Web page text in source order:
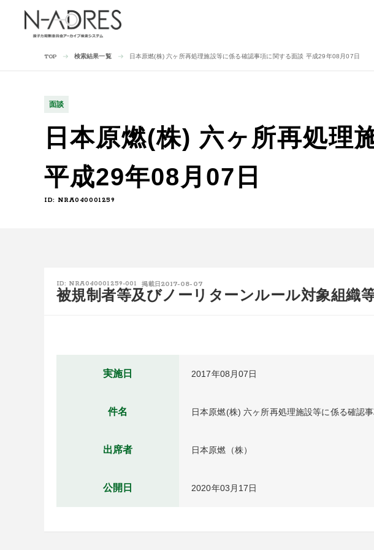
TOP 検索結果一覧 日本原燃(株) 六ヶ所再処理施設等に係る確認事項に関する面談 平成29年08月07日
面談
日本原燃(株) 六ヶ所再処理
平成29年08月07日
ID: NRA040001259
ID: NRA040001259-001 掲載日 2017-08-07
被規制者等及びノーリターンルール対象組織
実施日 2017年08月07日
件名 日本原燃(株) 六ヶ所再処理施設等に係る確認
出席者 日本原燃（株）
公開日 2020年03月17日